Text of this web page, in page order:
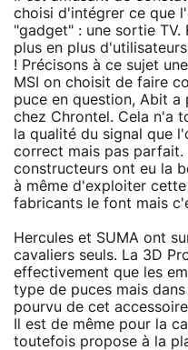
choisi d'intégrer ce que
"gadget" : une sortie TV.
plus en plus
! Précisons à ce sujet
MSI on choisit de faire
puce en question, Abit
chez Chrontel. Cela n'a
la qualité du signal que
correct mais pas
constructeurs ont eu la
à même d'exploiter
fabricants le font mais
Hercules et SUMA ont
cavaliers seuls. La 3D
effectivement que les
type de puces mais
pourvu de cet
Il est de même pour la
toutefois propose à la